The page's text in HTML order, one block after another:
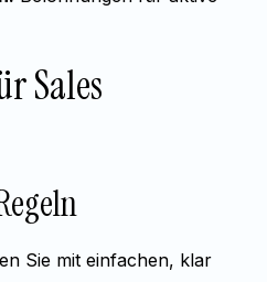
Sales
Sie mit einfachen, klar